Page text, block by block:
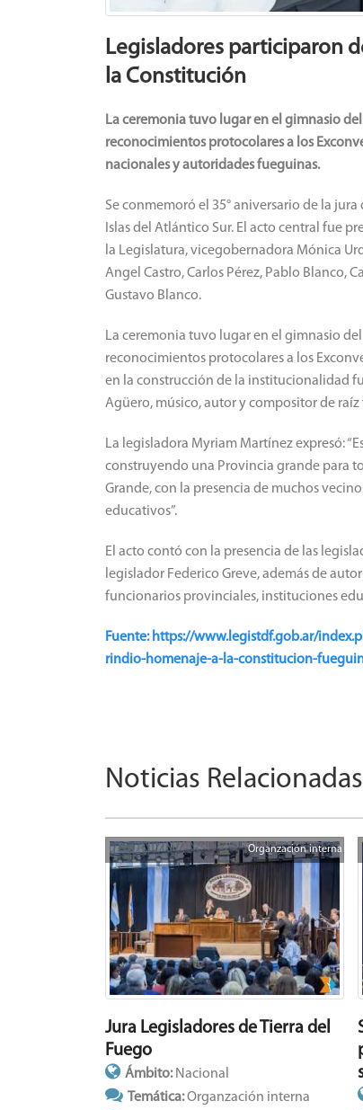
Legisladores participaron
la Constitución
La ceremonia tuvo lugar en el gimnasio
reconocimientos protocolares a los
nacionales y autoridades fueguinas.
Se conmemoró el 35° aniversario de la
Islas del Atlántico Sur. El acto central fue
la Legislatura, vicegobernadora Mónica
Angel Castro, Carlos Pérez, Pablo Blanco,
Gustavo Blanco.
La ceremonia tuvo lugar en el gimnasio
reconocimientos protocolares a los
en la construcción de la institucionalidad
Agüero, músico, autor y compositor de
La legisladora Myriam Martínez expresó:
construyendo una Provincia grande para
Grande, con la presencia de muchos
educativos”.
El acto contó con la presencia de las
legislador Federico Greve, además de
funcionarios provinciales, instituciones
Fuente: https://www.legistdf.gob.ar/
rindio-homenaje-a-la-constitucion-
Noticias Relacionadas
Organzación interna
Jura Legisladores de Tierra del
Fuego
Ámbito: Nacional
Temática:Organzación interna